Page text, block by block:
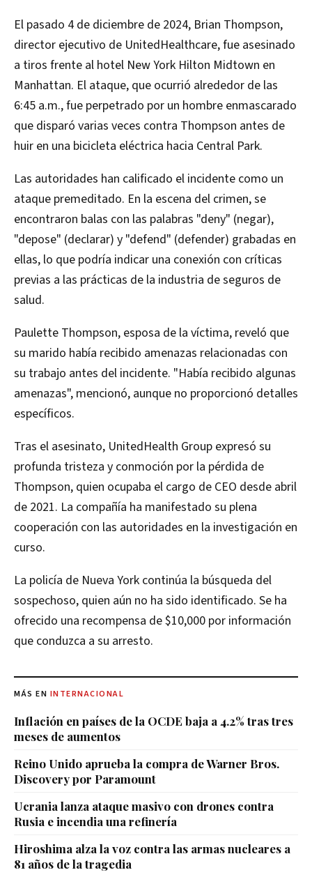
El pasado 4 de diciembre de 2024, Brian Thompson,
director ejecutivo de UnitedHealthcare, fue asesinado
a tiros frente al hotel New York Hilton Midtown en
Manhattan. El ataque, que ocurrió alrededor de las
6:45 a.m., fue perpetrado por un hombre enmascarado
que disparó varias veces contra Thompson antes de
huir en una bicicleta eléctrica hacia Central Park.
Las autoridades han calificado el incidente como un
ataque premeditado. En la escena del crimen, se
encontraron balas con las palabras "deny" (negar),
"depose" (declarar) y "defend" (defender) grabadas en
ellas, lo que podría indicar una conexión con críticas
previas a las prácticas de la industria de seguros de
salud.
Paulette Thompson, esposa de la víctima, reveló que
su marido había recibido amenazas relacionadas con
su trabajo antes del incidente. "Había recibido algunas
amenazas", mencionó, aunque no proporcionó detalles
específicos.
Tras el asesinato, UnitedHealth Group expresó su
profunda tristeza y conmoción por la pérdida de
Thompson, quien ocupaba el cargo de CEO desde abril
de 2021. La compañía ha manifestado su plena
cooperación con las autoridades en la investigación en
curso.
La policía de Nueva York continúa la búsqueda del
sospechoso, quien aún no ha sido identificado. Se ha
ofrecido una recompensa de $10,000 por información
que conduzca a su arresto.
MÁS EN INTERNACIONAL
Inflación en países de la OCDE baja a 4.2% tras tres
meses de aumentos
Reino Unido aprueba la compra de Warner Bros.
Discovery por Paramount
Ucrania lanza ataque masivo con drones contra
Rusia e incendia una refinería
Hiroshima alza la voz contra las armas nucleares a
81 años de la tragedia